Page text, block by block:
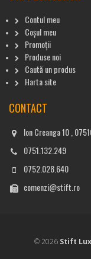
Contul meu
Coșul meu
Promoții
Produse noi
Caută un produs
Harta site
CONTACT
Ion Creanga 10 ,
0751.132.249
0752.028.640
comenzi@stift.ro
© 2026 Stift